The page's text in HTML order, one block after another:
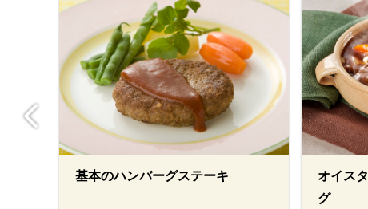
基本のハンバーグステーキ
オイス
グ